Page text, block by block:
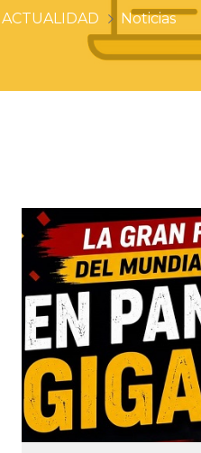
ACTUALIDAD Noticias